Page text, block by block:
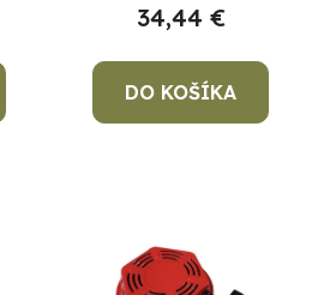
34,44 €
DO KOŠÍKA